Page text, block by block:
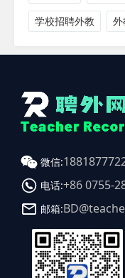
学校招聘外教
微信:
电话:+86 0755-
邮箱: